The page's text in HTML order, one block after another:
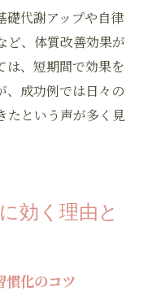
礎代謝アップや自律
ど、体質改善効果が
は、短期間で効果を
、成功例では日々の
たという声が多く見
効く理由と
慣化のコツ